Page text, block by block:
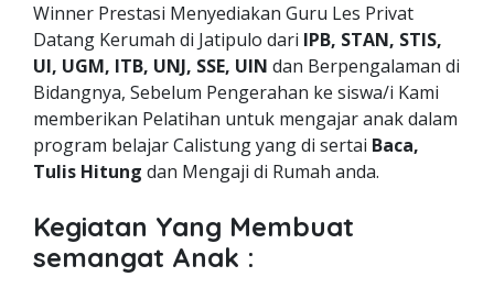
Winner Prestasi Menyediakan Guru Les Privat
Datang Kerumah di Jatipulo dari IPB, STAN, STIS,
UI, UGM, ITB, UNJ, SSE, UIN dan Berpengalaman di
Bidangnya, Sebelum Pengerahan ke siswa/i Kami
memberikan Pelatihan untuk mengajar anak dalam
program belajar Calistung yang di sertai Baca,
Tulis Hitung dan Mengaji di Rumah anda.
Kegiatan Yang Membuat
semangat Anak :